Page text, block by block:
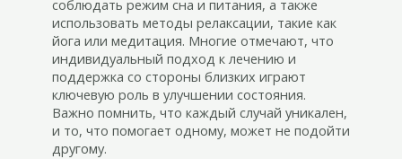
соблюдать режим сна и питания, а также
использовать методы релаксации, такие как
йога или медитация. Многие отмечают, что
индивидуальный подход к лечению и
поддержка со стороны близких играют
ключевую роль в улучшении состояния.
Важно помнить, что каждый случай уникален,
и то, что помогает одному, может не подойти
другому.